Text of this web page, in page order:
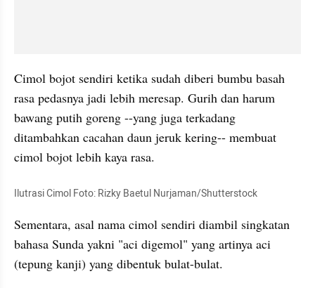
Cimol bojot sendiri ketika sudah diberi bumbu basah
rasa pedasnya jadi lebih meresap. Gurih dan harum
bawang putih goreng --yang juga terkadang
ditambahkan cacahan daun jeruk kering-- membuat
cimol bojot lebih kaya rasa.
Ilutrasi Cimol Foto: Rizky Baetul Nurjaman/Shutterstock
Sementara, asal nama cimol sendiri diambil singkatan
bahasa Sunda yakni "aci digemol" yang artinya aci
(tepung kanji) yang dibentuk bulat-bulat.